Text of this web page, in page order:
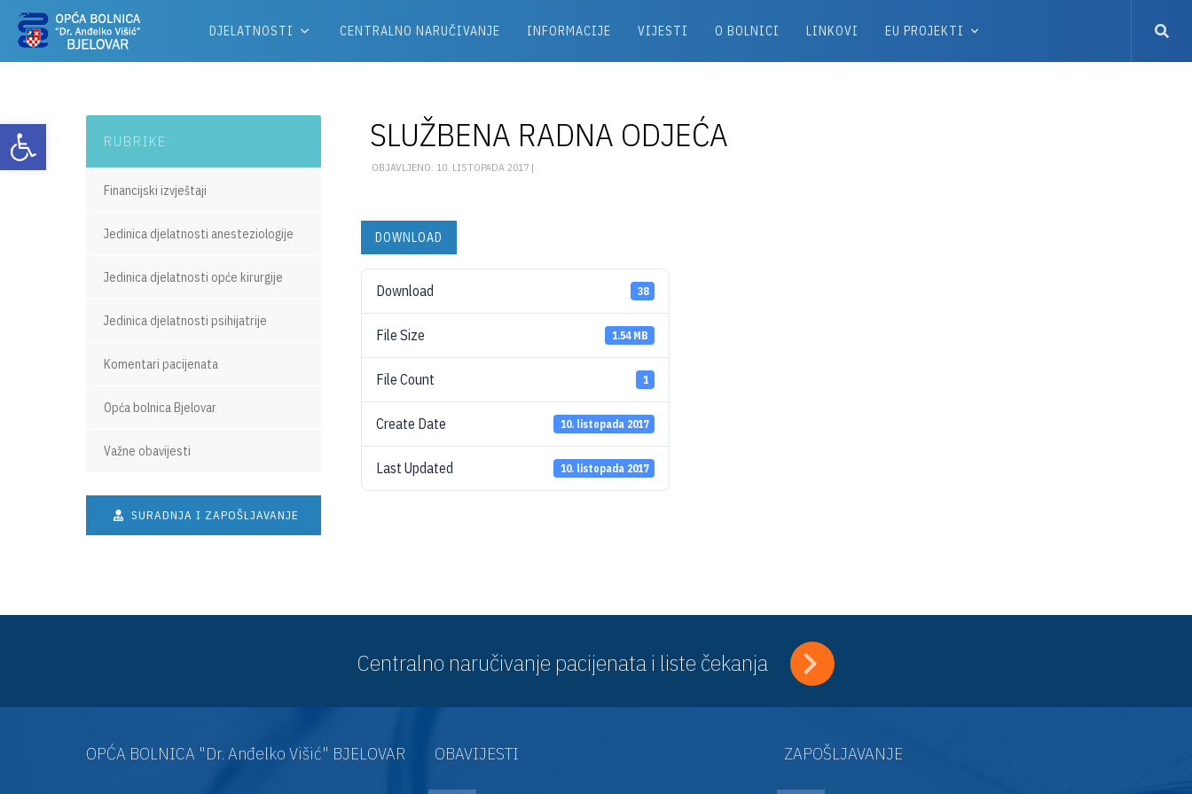
Otvori alatnu traku
DJELATNOSTI CENTRALNO NARUČIVANJE INFORMACIJE VIJESTI O BOLNICI LINKOVI EU PROJEKTI
SLUŽBENA RADNA ODJEĆA
OBJAVLJENO: 10. LISTOPADA 2017 |
DOWNLOAD
Download 38
File Size 1.54 MB
File Count 1
Create Date 10. listopada 2017
Last Updated 10. listopada 2017
RUBRIKE
Financijski izvještaji
Jedinica djelatnosti anesteziologije
Jedinica djelatnosti opće kirurgije
Jedinica djelatnosti psihijatrije
Komentari pacijenata
Opća bolnica Bjelovar
Važne obavijesti
SURADNJA I ZAPOŠLJAVANJE
Centralno naručivanje pacijenata i liste čekanja
OPĆA BOLNICA "Dr. Anđelko Višić" BJELOVAR OBAVIJESTI ZAPOŠLJAVANJE